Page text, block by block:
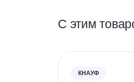
С этим
КНАУФ